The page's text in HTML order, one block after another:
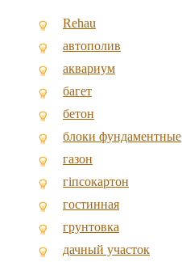
Rehau
автополив
аквариум
багет
бетон
блоки фундаментные
газон
гіпсокартон
гостинная
грунтовка
дачный участок